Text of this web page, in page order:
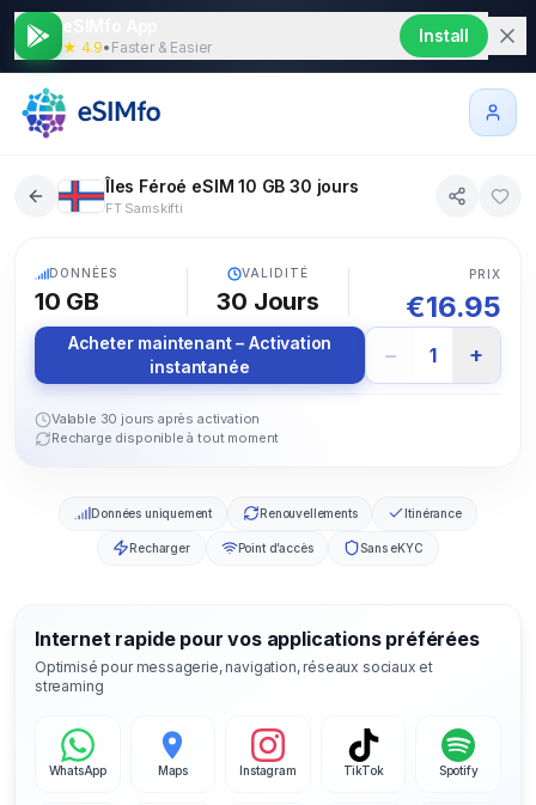
★ 4.9• Faster & Easier
Install
Îles Féroé eSIM 10 GB 30 jours
FT Samskifti
DONNÉES
10 GB
VALIDITÉ
30 Jours
PRIX
€16.95
Acheter maintenant – Activation
instantanée
− 1 +
Valable 30 jours après activation
Recharge disponible à tout moment
Données uniquement Renouvellements Itinérance
Recharger Point d’accès Sans eKYC
Internet rapide pour vos applications préférées
Optimisé pour messagerie, navigation, réseaux sociaux et
streaming
WhatsApp Maps Instagram TikTok Spotify